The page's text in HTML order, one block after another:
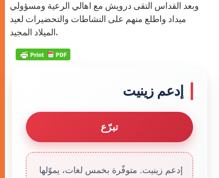
وبعد القداس التقى درويش مع اهالي الرعية ومسؤولي
ميداد واطلع منهم على النشاطات والتحضيرات لعيد
الميلاد المجيد.
إدعم زينيت
تبرّع
إدعم زينيت. متوفّرة بخمس لغات، يموّلها